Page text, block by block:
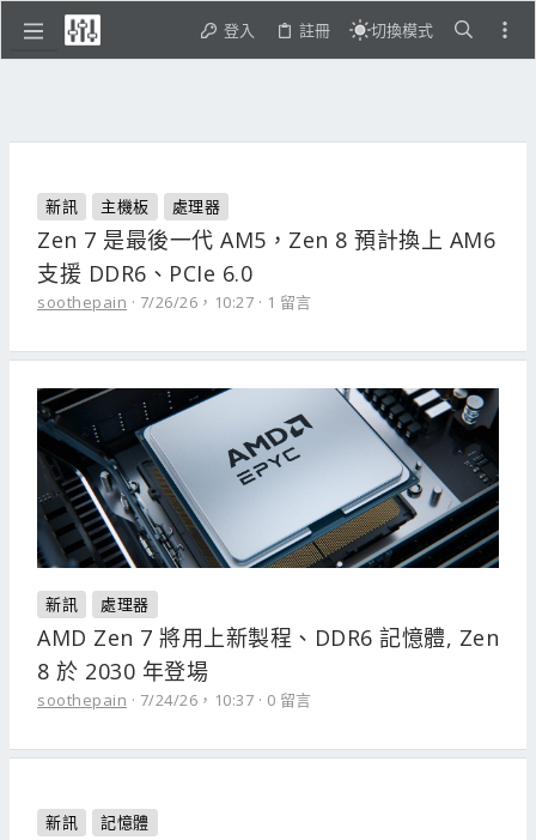
登入 註冊 切換模式
新訊 主機板 處理器
Zen 7 是最後一代 AM5，Zen 8 預計換上 AM6
支援 DDR6、PCIe 6.0
soothepain 7/26/26，10:27 1 留言
新訊 處理器
AMD Zen 7 將用上新製程、DDR6 記憶體, Zen
8 於 2030 年登場
soothepain 7/24/26，10:37 0 留言
新訊 記憶體